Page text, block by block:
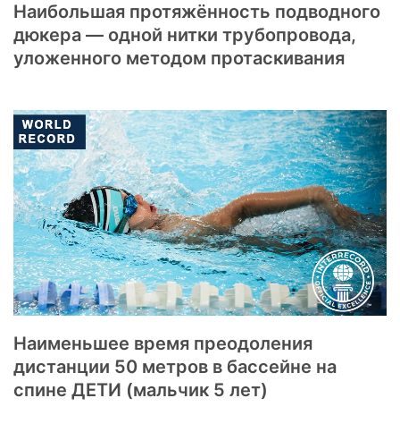
Наибольшая протяжённость подводного
дюкера — одной нитки трубопровода,
уложенного методом протаскивания
Наименьшее время преодоления
дистанции 50 метров в бассейне на
спине ДЕТИ (мальчик 5 лет)